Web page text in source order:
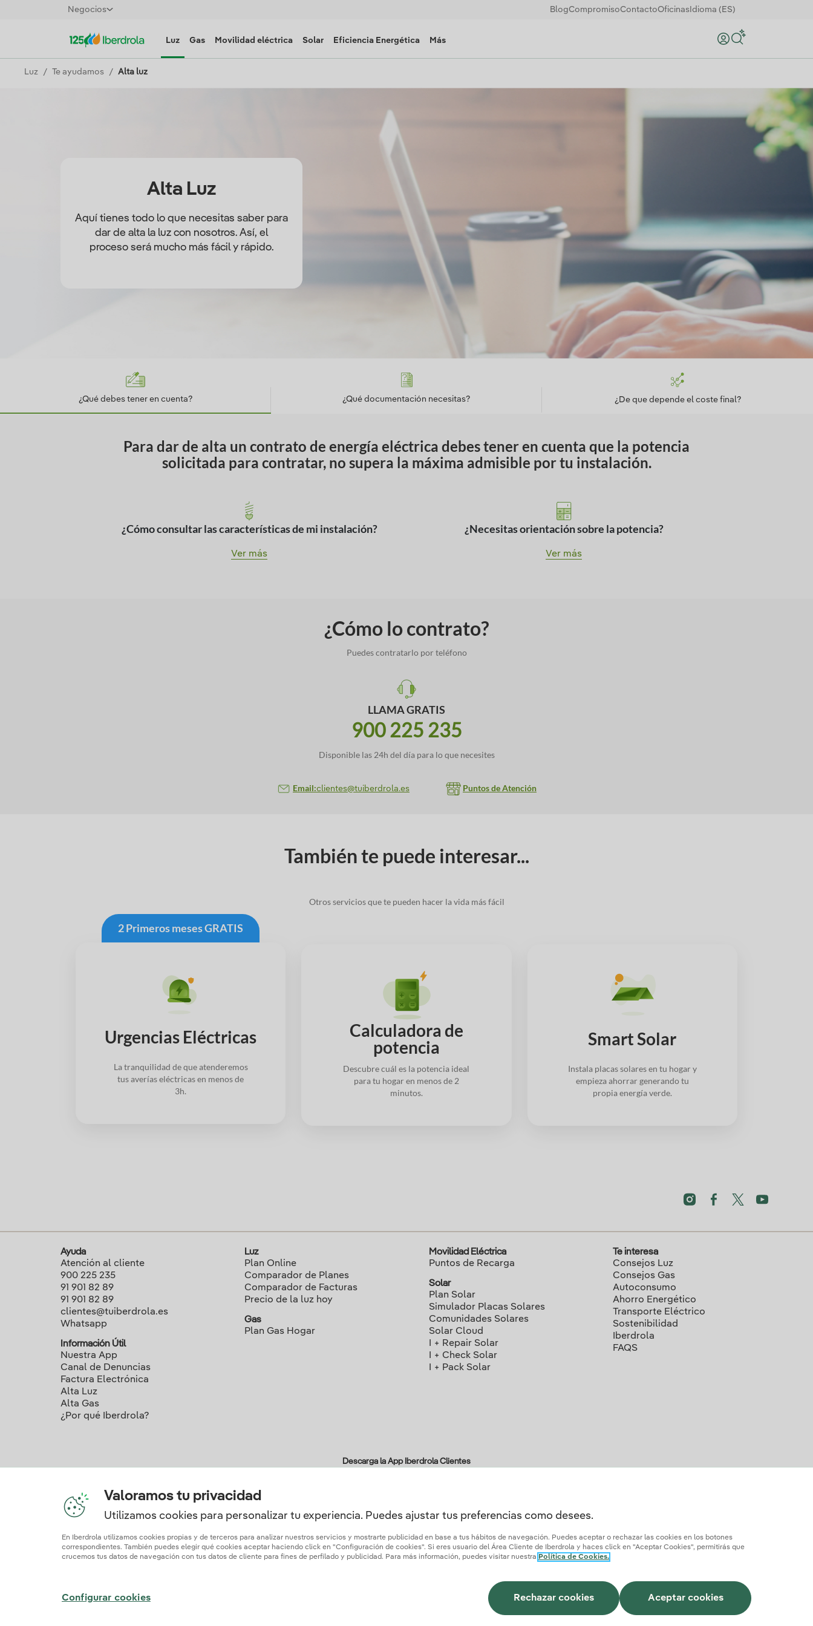
Negocios BlogCompromisoContactoOficinas Idioma (ES)
Luz Gas Movilidad eléctrica Solar Eficiencia Energética Más Buscar
Luz Te ayudamos Alta luz
Alta Luz
Aquí tienes todo lo que necesitas saber para
dar de alta la luz con nosotros. Así, el
proceso será mucho más fácil y rápido.
¿Qué debes tener en cuenta? ¿Qué documentación necesitas? ¿De que depende el coste final?
Para dar de alta un contrato de energía eléctrica debes tener en cuenta que la potencia
solicitada para contratar, no supera la máxima admisible por tu instalación.
¿Cómo consultar las características de mi instalación?
Ver más
¿Necesitas orientación sobre la potencia?
Ver más
¿Cómo lo contrato?
Puedes contratarlo por teléfono
LLAMA GRATIS
900 225 235
Disponible las 24h del día para lo que necesites
Email:clientes@tuiberdrola.es Puntos de Atención
También te puede interesar...
Otros servicios que te pueden hacer la vida más fácil
2 Primeros meses GRATIS
Urgencias Eléctricas
La tranquilidad de que atenderemos
tus averías eléctricas en menos de
3h.
Calculadora de
potencia
Descubre cuál es la potencia ideal
para tu hogar en menos de 2
minutos.
Smart Solar
Instala placas solares en tu hogar y
empieza ahorrar generando tu
propia energía verde.
Ayuda
Atención al cliente
900 225 235
91 901 82 89
91 901 82 89
clientes@tuiberdrola.es
Whatsapp
Información Útil
Nuestra App
Canal de Denuncias
Factura Electrónica
Alta Luz
Alta Gas
¿Por qué Iberdrola?
Luz
Plan Online
Comparador de Planes
Comparador de Facturas
Precio de la luz hoy
Gas
Plan Gas Hogar
Movilidad Eléctrica
Puntos de Recarga
Solar
Plan Solar
Simulador Placas Solares
Comunidades Solares
Solar Cloud
I + Repair Solar
I + Check Solar
I + Pack Solar
Te interesa
Consejos Luz
Consejos Gas
Autoconsumo
Ahorro Energético
Transporte Eléctrico
Sostenibilidad
Iberdrola
FAQS
Descarga la App Iberdrola Clientes
Nuestros certificados de confianza
© 2026 Iberdrola Clientes S.A.U. Este sitio está protegido por reCAPTCHA.
Valoramos tu privacidad
Utilizamos cookies para personalizar tu experiencia. Puedes ajustar tus preferencias como desees.
En Iberdrola utilizamos cookies propias y de terceros para analizar nuestros servicios y mostrarte publicidad en base a tus hábitos de navegación. Puedes aceptar o rechazar las cookies en los botones
correspondientes. También puedes elegir qué cookies aceptar haciendo click en "Configuración de cookies". Si eres usuario del Área Cliente de Iberdrola y haces click en "Aceptar Cookies", permitirás que
crucemos tus datos de navegación con tus datos de cliente para fines de perfilado y publicidad. Para más información, puedes visitar nuestra Política de Cookies.
Configurar cookies Rechazar cookies Aceptar cookies